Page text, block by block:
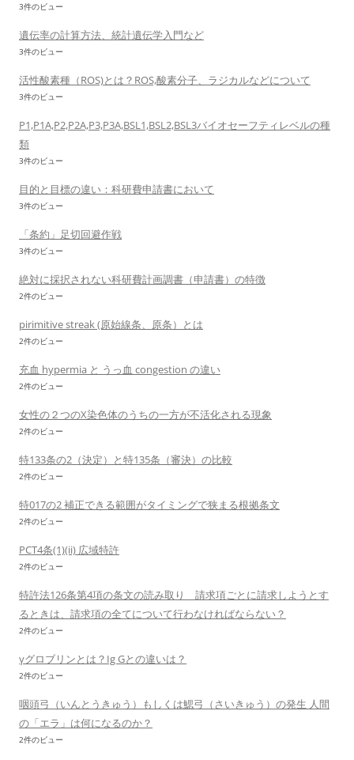
3件のビュー
遺伝率の計算方法、統計遺伝学入門など
3件のビュー
活性酸素種（ROS)とは？ROS,酸素分子、ラジカルなどについて
3件のビュー
P1,P1A,P2,P2A,P3,P3A,BSL1,BSL2,BSL3バイオセーフティレベルの種
類
3件のビュー
目的と目標の違い：科研費申請書において
3件のビュー
「条約」足切回避作戦
3件のビュー
絶対に採択されない科研費計画調書（申請書）の特徴
2件のビュー
pirimitive streak (原始線条、原条）とは
2件のビュー
充血 hypermia と うっ血 congestion の違い
2件のビュー
女性の２つのX染色体のうちの一方が不活化される現象
2件のビュー
特133条の2（決定）と特135条（審決）の比較
2件のビュー
特017の2 補正できる範囲がタイミングで狭まる根拠条文
2件のビュー
PCT4条(1)(ii) 広域特許
2件のビュー
特許法126条第4項の条文の読み取り 請求項ごとに請求しようとす
るときは、請求項の全てについて行わなければならない？
2件のビュー
γグロブリンとは？Ig Gとの違いは？
2件のビュー
咽頭弓（いんとうきゅう）もしくは鰓弓（さいきゅう）の発生 人間
の「エラ」は何になるのか？
2件のビュー